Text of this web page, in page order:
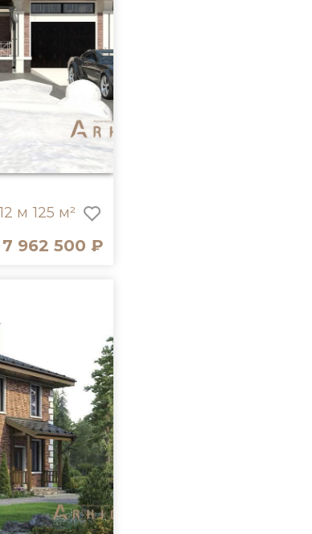
м 125 м²
7 962 500 ₽